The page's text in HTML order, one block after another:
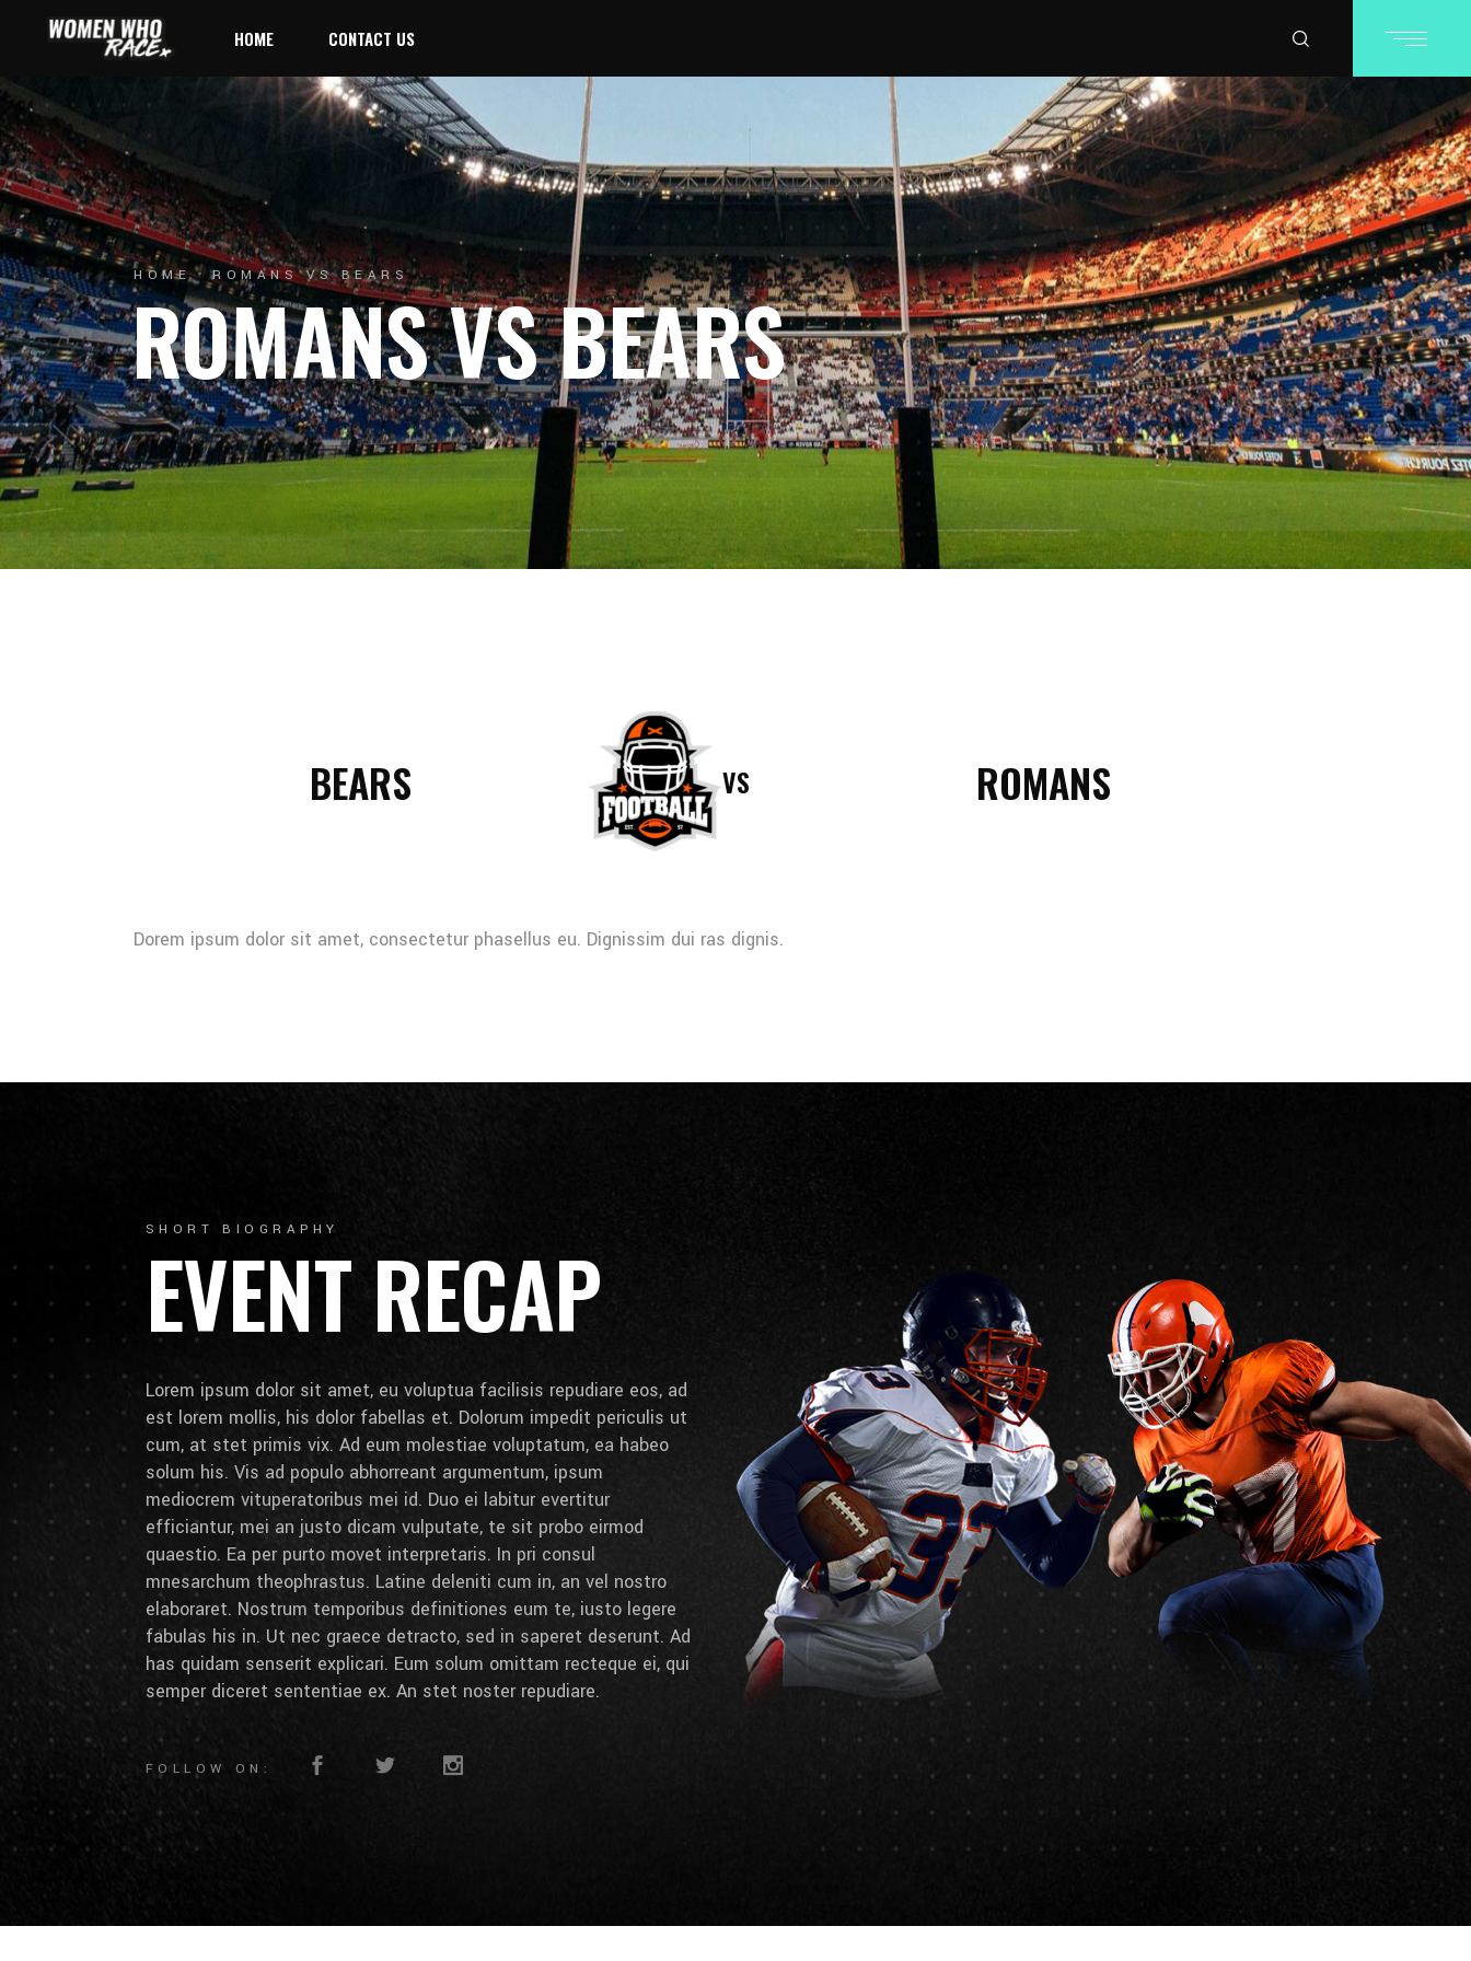
HOME CONTACT US
HOME ROMANS VS BEARS
ROMANS VS BEARS
BEARS VS ROMANS
Dorem ipsum dolor sit amet, consectetur phasellus eu. Dignissim dui ras dignis.
SHORT BIOGRAPHY
EVENT RECAP
Lorem ipsum dolor sit amet, eu voluptua facilisis repudiare eos, ad
est lorem mollis, his dolor fabellas et. Dolorum impedit periculis ut
cum, at stet primis vix. Ad eum molestiae voluptatum, ea habeo
solum his. Vis ad populo abhorreant argumentum, ipsum
mediocrem vituperatoribus mei id. Duo ei labitur evertitur
efficiantur, mei an justo dicam vulputate, te sit probo eirmod
quaestio. Ea per purto movet interpretaris. In pri consul
mnesarchum theophrastus. Latine deleniti cum in, an vel nostro
elaboraret. Nostrum temporibus definitiones eum te, iusto legere
fabulas his in. Ut nec graece detracto, sed in saperet deserunt. Ad
has quidam senserit explicari. Eum solum omittam recteque ei, qui
semper diceret sententiae ex. An stet noster repudiare.
FOLLOW ON: